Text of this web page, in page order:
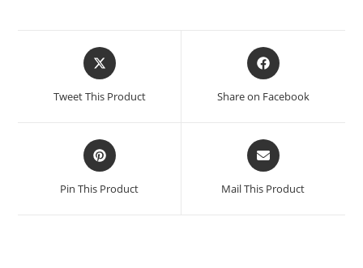
Tweet This Product Share on Facebook
Pin This Product Mail This Product